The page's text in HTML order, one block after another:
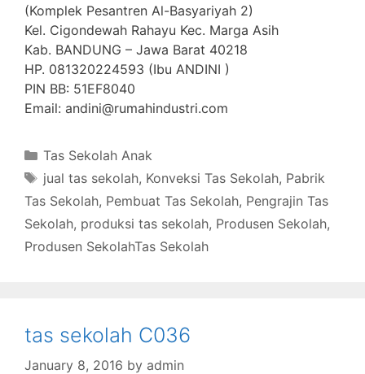
(Komplek Pesantren Al-Basyariyah 2)
Kel. Cigondewah Rahayu Kec. Marga Asih
Kab. BANDUNG – Jawa Barat 40218
HP. 081320224593 (Ibu ANDINI )
PIN BB: 51EF8040
Email: andini@rumahindustri.com
Categories
Tas Sekolah Anak
Tags
jual tas sekolah, Konveksi Tas Sekolah, Pabrik
Tas Sekolah, Pembuat Tas Sekolah, Pengrajin Tas
Sekolah, produksi tas sekolah, Produsen Sekolah,
Produsen SekolahTas Sekolah
tas sekolah C036
January 8, 2016 by admin